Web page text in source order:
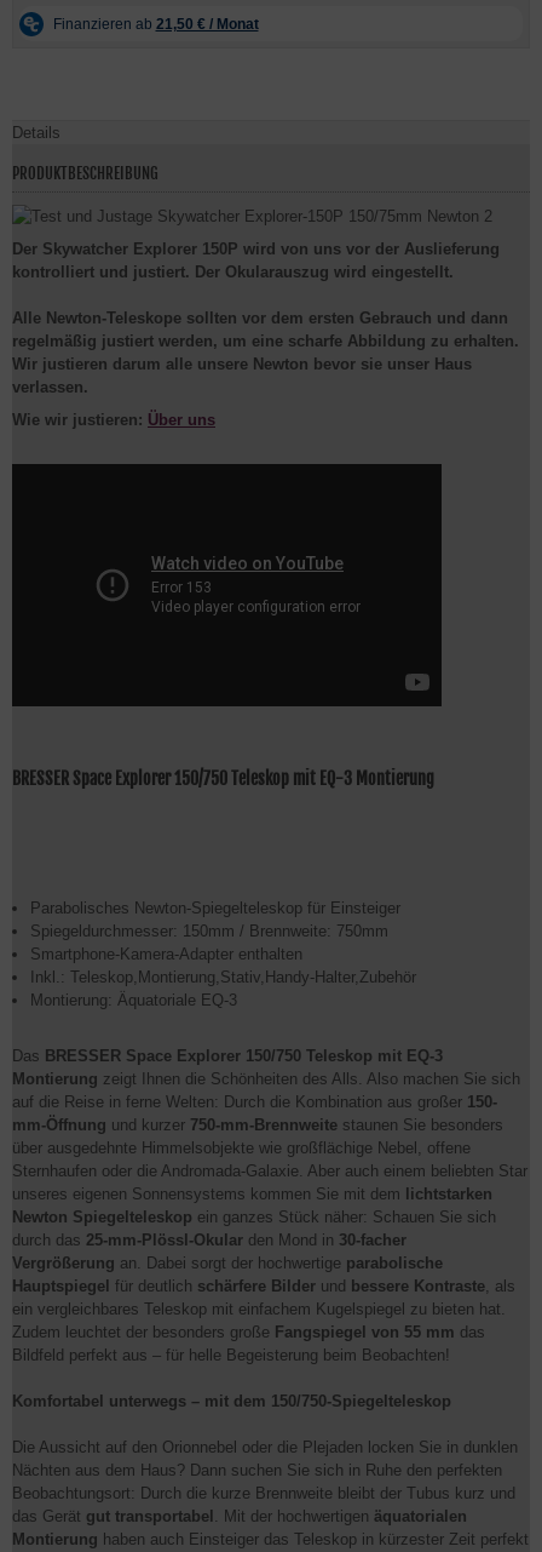
Details
PRODUKTBESCHREIBUNG
Der Skywatcher Explorer 150P wird von uns vor der Auslieferung
kontrolliert und justiert. Der Okularauszug wird eingestellt.
Alle Newton-Teleskope sollten vor dem ersten Gebrauch und dann
regelmäßig justiert werden, um eine scharfe Abbildung zu erhalten.
Wir justieren darum alle unsere Newton bevor sie unser Haus
verlassen.
Wie wir justieren: Über uns
BRESSER Space Explorer 150/750 Teleskop mit EQ-3 Montierung
Parabolisches Newton-Spiegelteleskop für Einsteiger
Spiegeldurchmesser: 150mm / Brennweite: 750mm
Smartphone-Kamera-Adapter enthalten
Inkl.: Teleskop,Montierung,Stativ,Handy-Halter,Zubehör
Montierung: Äquatoriale EQ-3
Das BRESSER Space Explorer 150/750 Teleskop mit EQ-3
Montierung zeigt Ihnen die Schönheiten des Alls. Also machen Sie sich
auf die Reise in ferne Welten: Durch die Kombination aus großer 150-
mm-Öffnung und kurzer 750-mm-Brennweite staunen Sie besonders
über ausgedehnte Himmelsobjekte wie großflächige Nebel, offene
Sternhaufen oder die Andromada-Galaxie. Aber auch einem beliebten Star
unseres eigenen Sonnensystems kommen Sie mit dem
lichtstarken
Newton Spiegelteleskop ein ganzes Stück näher: Schauen Sie sich
durch das 25-mm-Plössl-Okular den Mond in 30-facher
Vergrößerung an. Dabei sorgt der hochwertige parabolische
Hauptspiegel für deutlich schärfere Bilder und bessere Kontraste, als
ein vergleichbares Teleskop mit einfachem Kugelspiegel zu bieten hat.
Zudem leuchtet der besonders große Fangspiegel von 55 mm das
Bildfeld perfekt aus – für helle Begeisterung beim Beobachten!
Komfortabel unterwegs – mit dem 150/750-Spiegelteleskop
Die Aussicht auf den Orionnebel oder die Plejaden locken Sie in dunklen
Nächten aus dem Haus? Dann suchen Sie sich in Ruhe den perfekten
Beobachtungsort: Durch die kurze Brennweite bleibt der Tubus kurz und
das Gerät gut transportabel . Mit der hochwertigen äquatorialen
Montierung haben auch Einsteiger das Teleskop in kürzester Zeit perfekt